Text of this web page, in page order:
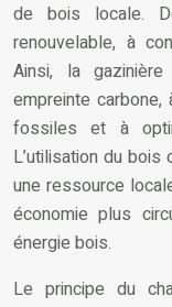
de bois locale.
renouvelable, à
Ainsi, la
empreinte carbone,
fossiles et à
L’utilisation du
une ressource
économie plus
énergie bois.
Le principe du